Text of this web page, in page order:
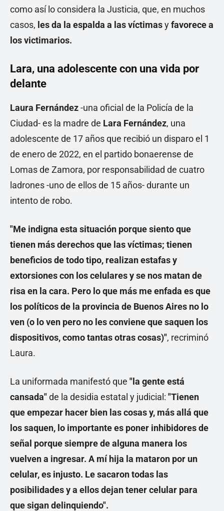
como así lo considera la Justicia, que, en muchos
casos, les da la espalda a las víctimasyfavorece a
los victimarios.
Lara, una adolescente con una vida por
delante
Laura Fernández-una oficial de la Policía de la
Ciudad- es la madre de Lara Fernández, una
adolescente de 17 años que recibió un disparo el 1
de enero de 2022, en el partido bonaerense de
Lomas de Zamora, por responsabilidad de cuatro
ladrones -uno de ellos de 15 años- durante un
intento de robo.
"Me indigna esta situación porque siento que
tienen más derechos que las víctimas; tienen
beneficios de todo tipo, realizan estafas y
extorsiones con los celulares y se nos matan de
risa en la cara. Pero lo que más me enfada es que
los políticos de la provincia de Buenos Aires no lo
ven (o lo ven pero no les conviene que saquen los
dispositivos, como tantas otras cosas)", recriminó
Laura.
La uniformada manifestó que "la gente está
cansada"de la desidia estatal y judicial: "Tienen
que empezar hacer bien las cosas y, más allá que
los saquen, lo importante es poner inhibidores de
señal porque siempre de alguna manera los
vuelven a ingresar. A mí hija la mataron por un
celular, es injusto. Le sacaron todas las
posibilidades y a ellos dejan tener celular para
que sigan delinquiendo".